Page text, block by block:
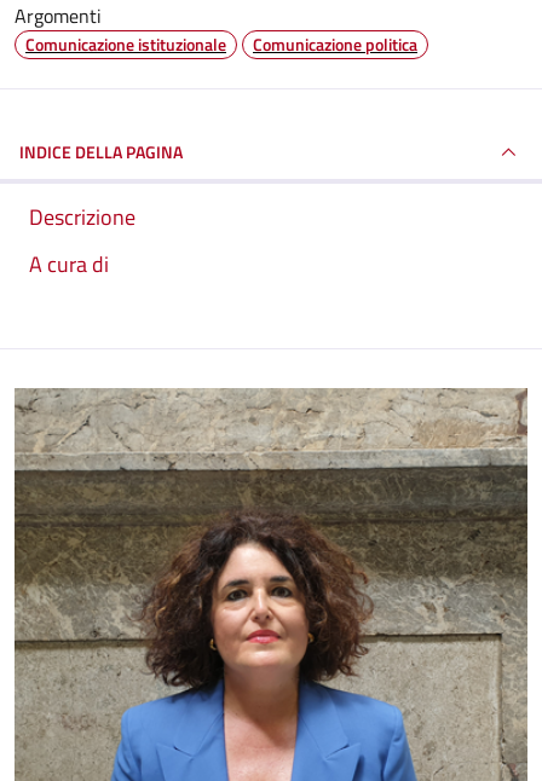
Argomenti
Comunicazione istituzionale Comunicazione politica
INDICE DELLA PAGINA
Descrizione
A cura di